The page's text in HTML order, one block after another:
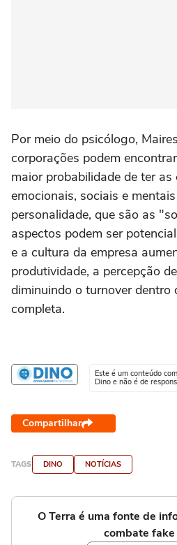
Por meio do psicólogo,
corporações podem
maior probabilidade de ter as
emocionais, sociais e
personalidade, que são as
aspectos podem ser
e a cultura da empresa
produtividade, a percepção
diminuindo o turnover dentro
completa.
Este é um conteúdo
Dino e não é de
Compartilhar
TAGS DINO NOTÍCIAS
O Terra é uma fonte de
combate